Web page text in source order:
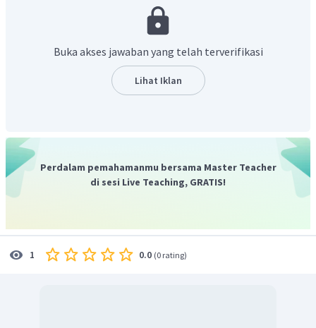
yang berarti “Tentu saja. Itu di samping kantor kepala
menanyakan letak ruang UKS.
Pertanyaan yang tepat untuk melanjutkan dialog Robin
“Can you tell me where it is?”yang berarti “Bisa kamu
Buka akses jawaban yang telah terverifikasi
Lihat Iklan
Perdalam pemahamanmu bersama Master Teacher
di sesi Live Teaching, GRATIS!
1 0.0 (0 rating)